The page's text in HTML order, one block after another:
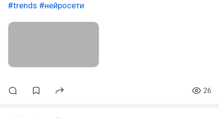
#trends #нейросети
26